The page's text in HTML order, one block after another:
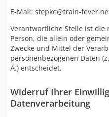
E-Mail: stepke@train-
Verantwortliche Stelle ist
Person, die allein oder
Zwecke und Mittel der
personenbezogenen Daten
Ä.) entscheidet.
Widerruf Ihrer
Datenverarbeitung